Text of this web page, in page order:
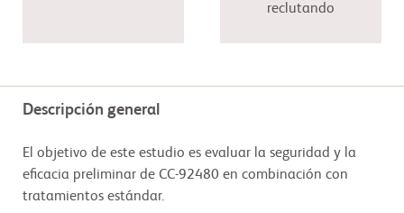
reclutando
Descripción general
El objetivo de este estudio es evaluar la seguridad y la
eficacia preliminar de CC-92480 en combinación con
tratamientos estándar.